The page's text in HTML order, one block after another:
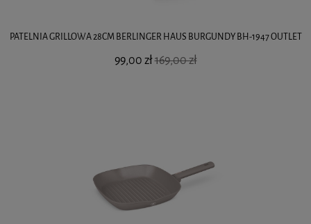
PATELNIA GRILLOWA 28CM BERLINGER HAUS BURGUNDY BH-1947 OUTLET
99,00 zł169,00 zł